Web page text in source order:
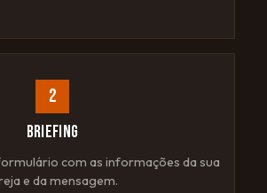
2
BRIEFING
com as informações da sua
e da mensagem.